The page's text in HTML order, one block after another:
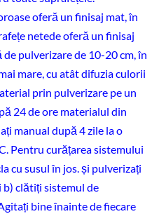
oferă un finisaj mat, în
netede oferă un finisaj
de pulverizare de 10-20 cm, în
mare, cu atât difuzia culorii
prin pulverizare pe un
24 de ore materialul din
manual după 4 zile la o
Pentru curățarea sistemului
cu susul în jos. și pulverizați
b) clătiți sistemul de
bine înainte de fiecare